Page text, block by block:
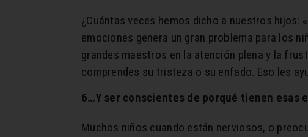
¿Cuántas veces hemos dicho a nuestros hijos:
emociones genera un gran problema para los
grandes maestros en la atención plena y la
comprendes su tristeza o su enfado. Eso les
6…Y ser conscientes de porqué tienen esas
Muchos niños cuando están nerviosos, o